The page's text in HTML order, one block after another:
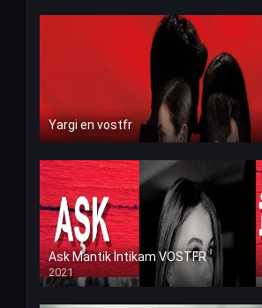
Yargi en vostfr
Ask Mantik İntikam VOSTFR
2021